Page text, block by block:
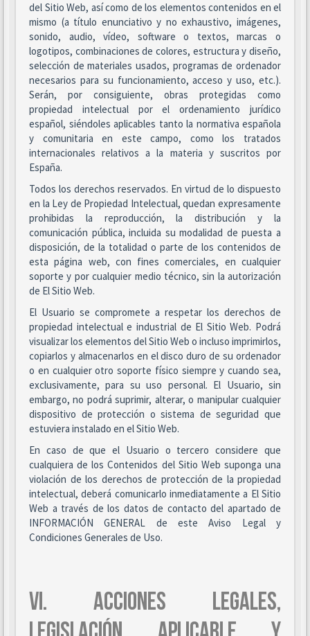
del Sitio Web, así como de los elementos contenidos en el
mismo (a título enunciativo y no exhaustivo, imágenes,
sonido, audio, vídeo, software o textos, marcas o
logotipos, combinaciones de colores, estructura y diseño,
selección de materiales usados, programas de ordenador
necesarios para su funcionamiento, acceso y uso, etc.).
Serán, por consiguiente, obras protegidas como
propiedad intelectual por el ordenamiento jurídico
español, siéndoles aplicables tanto la normativa española
y comunitaria en este campo, como los tratados
internacionales relativos a la materia y suscritos por
España.
Todos los derechos reservados. En virtud de lo dispuesto
en la Ley de Propiedad Intelectual, quedan expresamente
prohibidas la reproducción, la distribución y la
comunicación pública, incluida su modalidad de puesta a
disposición, de la totalidad o parte de los contenidos de
esta página web, con fines comerciales, en cualquier
soporte y por cualquier medio técnico, sin la autorización
de El Sitio Web.
El Usuario se compromete a respetar los derechos de
propiedad intelectual e industrial de El Sitio Web. Podrá
visualizar los elementos del Sitio Web o incluso imprimirlos,
copiarlos y almacenarlos en el disco duro de su ordenador
o en cualquier otro soporte físico siempre y cuando sea,
exclusivamente, para su uso personal. El Usuario, sin
embargo, no podrá suprimir, alterar, o manipular cualquier
dispositivo de protección o sistema de seguridad que
estuviera instalado en el Sitio Web.
En caso de que el Usuario o tercero considere que
cualquiera de los Contenidos del Sitio Web suponga una
violación de los derechos de protección de la propiedad
intelectual, deberá comunicarlo inmediatamente a El Sitio
Web a través de los datos de contacto del apartado de
INFORMACIÓN GENERAL de este Aviso Legal y
Condiciones Generales de Uso.
VI. ACCIONES LEGALES,